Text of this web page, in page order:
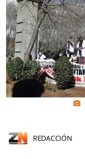
photo_camera
REDACCIÓN